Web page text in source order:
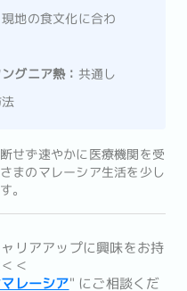
地の食文化に合わ
グニア熱： 共通し
せず速やかに医療機関を受
まのマレーシア生活を少し
。
リアアップに興味をお持
＜
レーシア" にご相談くだ